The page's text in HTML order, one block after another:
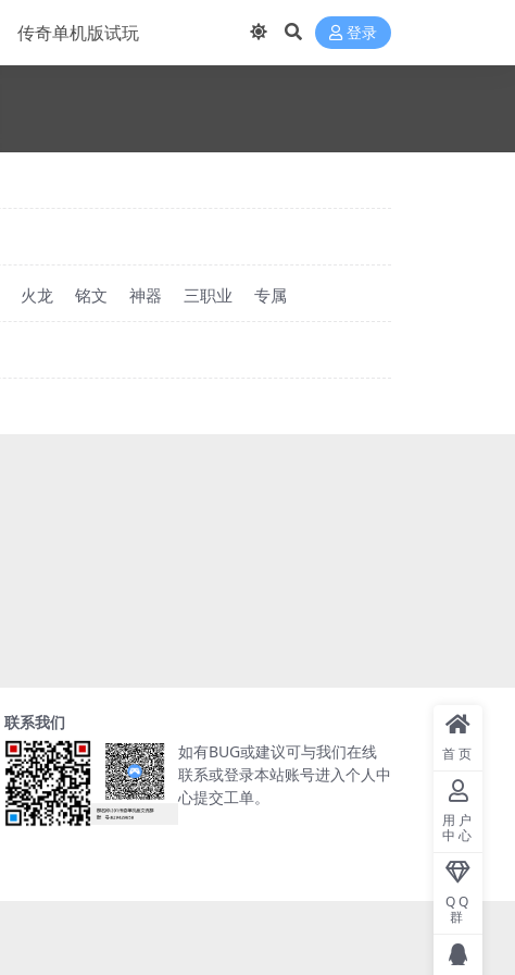
传奇单机版试玩 登录
火龙 铭文 神器 三职业 专属
联系我们
如有BUG或建议可与我们在线
联系或登录本站账号进入个人中
心提交工单。
首页
用户
中心
QQ
群